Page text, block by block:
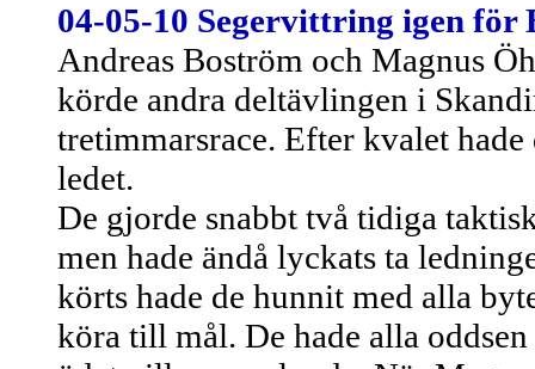
04-05-10 Segervittring igen för
Andreas Boström och Magnus
körde andra deltävlingen i
tretimmarsrace. Efter kvalet
ledet.
De gjorde snabbt två tidiga
men hade ändå lyckats ta
körts hade de hunnit med alla
köra till mål. De hade alla